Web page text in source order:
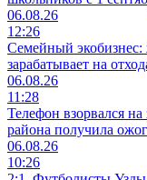
06.08.26
12:26
Семейный экобизнес:
зарабатывает на
06.08.26
11:28
Телефон взорвался на
района получила
06.08.26
10:26